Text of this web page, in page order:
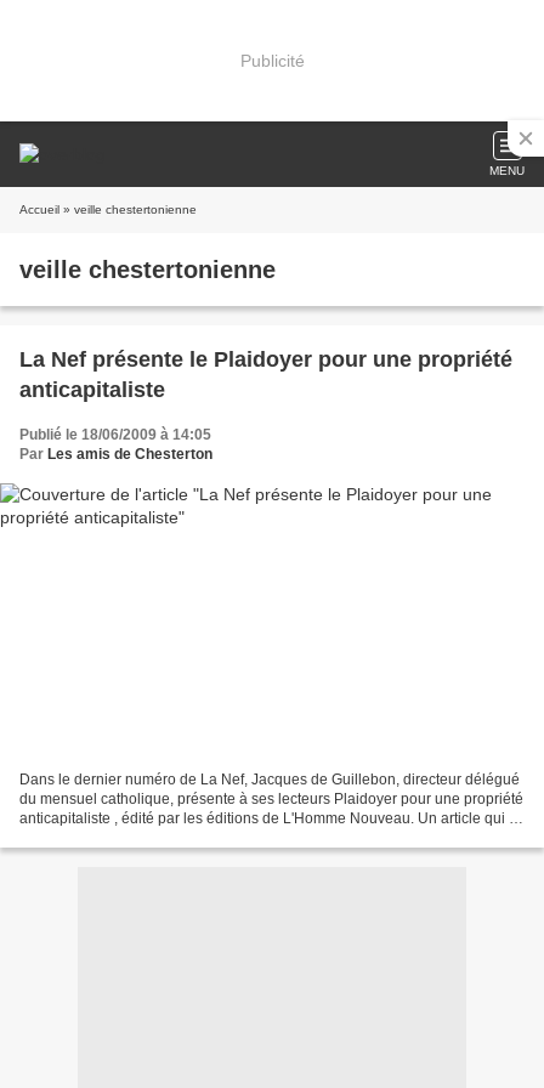
Publicité
MENU
Accueil » veille chestertonienne
veille chestertonienne
La Nef présente le Plaidoyer pour une propriété
anticapitaliste
Publié le 18/06/2009 à 14:05
Par Les amis de Chesterton
Dans le dernier numéro de La Nef, Jacques de Guillebon, directeur délégué
du mensuel catholique, présente à ses lecteurs Plaidoyer pour une propriété
anticapitaliste , édité par les éditions de L'Homme Nouveau. Un article qui a